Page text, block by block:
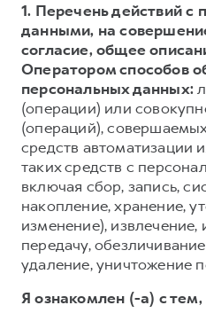
1. Перечень действий с
данными, на
согласие, общее
Оператором способов
персональных данных:
(операции) или
(операций),
средств автоматизации
таких средств с
включая сбор, запись,
накопление, хранение,
изменение), извлечение,
передачу,
удаление, уничтожение
Я ознакомлен (-а) с тем,